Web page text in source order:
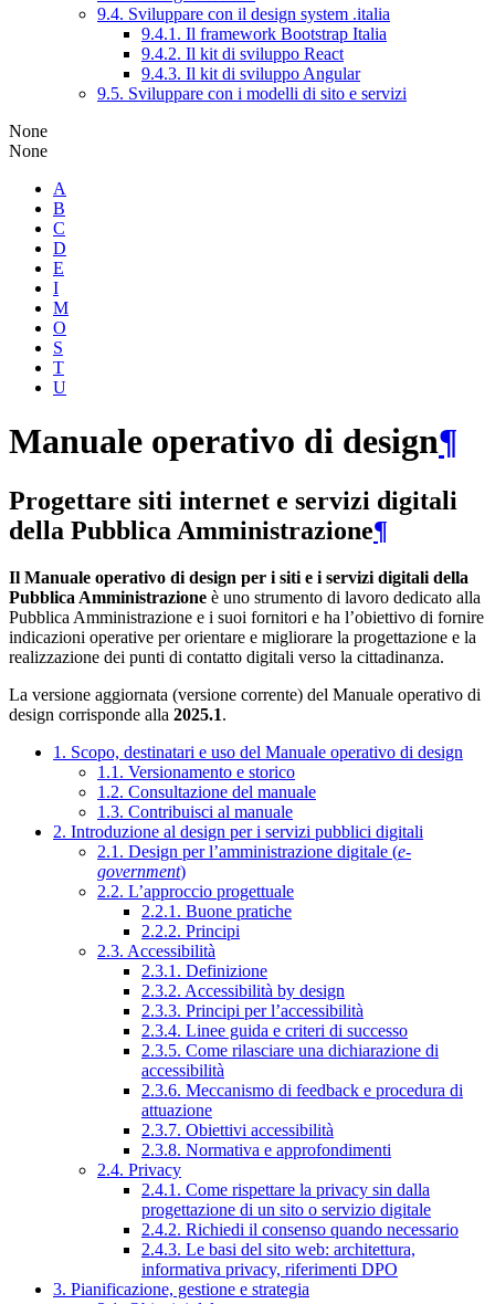
9.4. Sviluppare con il design system .italia
9.4.1. Il framework Bootstrap Italia
9.4.2. Il kit di sviluppo React
9.4.3. Il kit di sviluppo Angular
9.5. Sviluppare con i modelli di sito e servizi
None
None
A
B
C
D
E
I
M
O
S
T
U
Manuale operativo di design¶
Progettare siti internet e servizi digitali
della Pubblica Amministrazione¶
Il Manuale operativo di design per i siti e i servizi digitali della
Pubblica Amministrazione è uno strumento di lavoro dedicato alla
Pubblica Amministrazione e i suoi fornitori e ha l’obiettivo di fornire
indicazioni operative per orientare e migliorare la progettazione e la
realizzazione dei punti di contatto digitali verso la cittadinanza.
La versione aggiornata (versione corrente) del Manuale operativo di
design corrisponde alla 2025.1.
1. Scopo, destinatari e uso del Manuale operativo di design
1.1. Versionamento e storico
1.2. Consultazione del manuale
1.3. Contribuisci al manuale
2. Introduzione al design per i servizi pubblici digitali
2.1. Design per l’amministrazione digitale (e-
government)
2.2. L’approccio progettuale
2.2.1. Buone pratiche
2.2.2. Principi
2.3. Accessibilità
2.3.1. Definizione
2.3.2. Accessibilità by design
2.3.3. Principi per l’accessibilità
2.3.4. Linee guida e criteri di successo
2.3.5. Come rilasciare una dichiarazione di
accessibilità
2.3.6. Meccanismo di feedback e procedura di
attuazione
2.3.7. Obiettivi accessibilità
2.3.8. Normativa e approfondimenti
2.4. Privacy
2.4.1. Come rispettare la privacy sin dalla
progettazione di un sito o servizio digitale
2.4.2. Richiedi il consenso quando necessario
2.4.3. Le basi del sito web: architettura,
informativa privacy, riferimenti DPO
3. Pianificazione, gestione e strategia